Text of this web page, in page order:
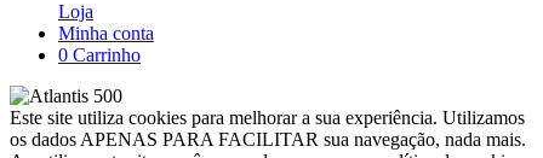
Loja
Minha conta
0 Carrinho
Este site utiliza cookies para melhorar a sua experiência. Utilizamos
os dados APENAS PARA FACILITAR sua navegação, nada mais.